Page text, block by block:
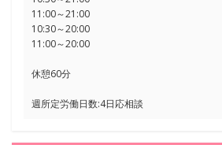
11:00～21:00
10:30～20:00
11:00～20:00
休憩60分
週所定労働日数:4日応相談